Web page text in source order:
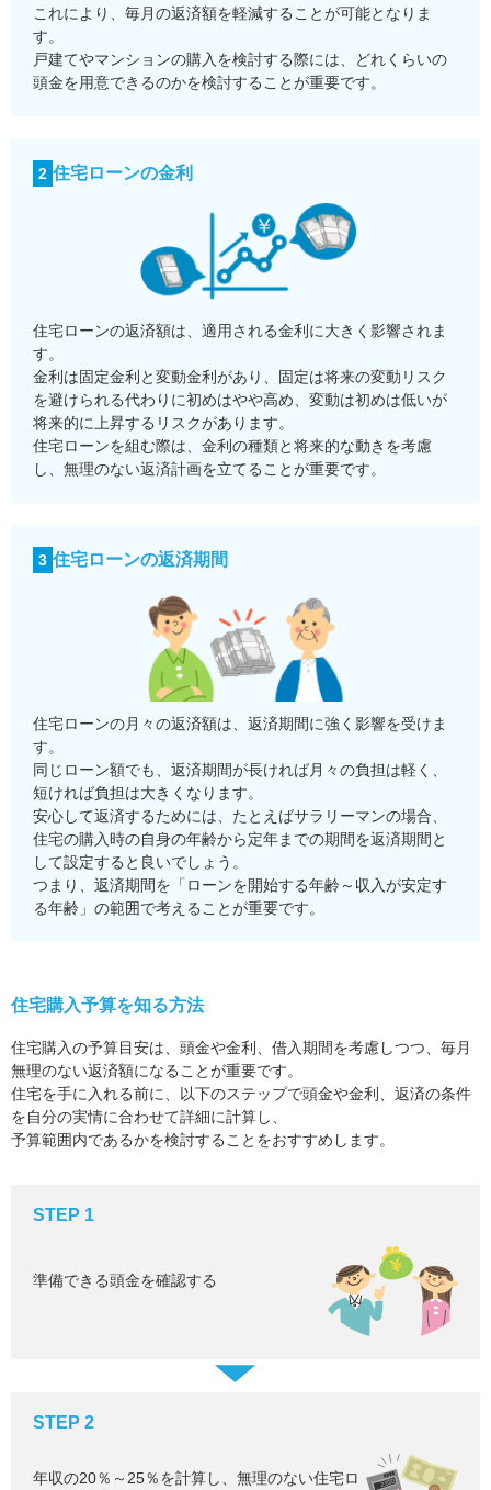
これにより、毎月の返済額を軽減することが可能となりま
す。
戸建てやマンションの購入を検討する際には、どれくらいの
頭金を用意できるのかを検討することが重要です。
2 住宅ローンの金利
住宅ローンの返済額は、適用される金利に大きく影響されま
す。
金利は固定金利と変動金利があり、固定は将来の変動リスク
を避けられる代わりに初めはやや高め、変動は初めは低いが
将来的に上昇するリスクがあります。
住宅ローンを組む際は、金利の種類と将来的な動きを考慮
し、無理のない返済計画を立てることが重要です。
3 住宅ローンの返済期間
住宅ローンの月々の返済額は、返済期間に強く影響を受けま
す。
同じローン額でも、返済期間が長ければ月々の負担は軽く、
短ければ負担は大きくなります。
安心して返済するためには、たとえばサラリーマンの場合、
住宅の購入時の自身の年齢から定年までの期間を返済期間と
して設定すると良いでしょう。
つまり、返済期間を「ローンを開始する年齢～収入が安定す
る年齢」の範囲で考えることが重要です。
住宅購入予算を知る方法
住宅購入の予算目安は、頭金や金利、借入期間を考慮しつつ、毎月
無理のない返済額になることが重要です。
住宅を手に入れる前に、以下のステップで頭金や金利、返済の条件
を自分の実情に合わせて詳細に計算し、
予算範囲内であるかを検討することをおすすめします。
STEP 1
準備できる頭金を確認する
STEP 2
年収の20％～25％を計算し、無理のない住宅ロ